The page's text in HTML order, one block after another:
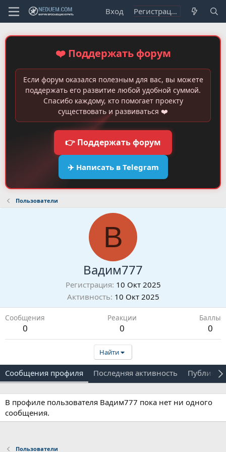
Вход Регистрация
❤️ Поддержать форум
Если форум оказался полезным для вас, вы можете
поддержать его развитие любой удобной суммой.
Спасибо каждому, кто помогает проекту
существовать и развиваться ❤️
👉 Поддержать форум
✈️ Написать в Telegram
Пользователи
В
Вадим777
Регистрация 10 Окт 2025
Активность 10 Окт 2025
Сообщения
0
Реакции
0
Баллы
0
Найти
Сообщения профиля Последняя активность
В профиле пользователя Вадим777 пока нет ни одного
сообщения.
Пользователи